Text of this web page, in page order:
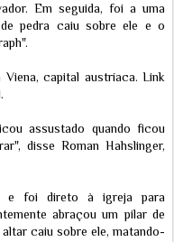
Em seguida, foi a uma
pedra caiu sobre ele e o
capital austríaca. Link
assustado quando ficou
disse Roman Hahslinger,
e foi direto à igreja para
abraçou um pilar de
caiu sobre ele, matando-